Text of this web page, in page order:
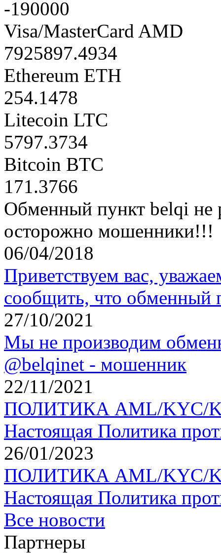
-190000
Visa/MasterCard AMD
7925897.4934
Ethereum ETH
254.1478
Litecoin LTC
5797.3734
Bitcoin BTC
171.3766
Обменный пункт belqi не
осторожно мошенники!!!
06/04/2018
Приветствуем вас,
сообщить, что
27/10/2021
Мы не производим
@belqinet - мошенник
22/11/2021
ПОЛИТИКА AML/KYC/
Настоящая Политика
26/01/2023
ПОЛИТИКА AML/KYC/
Настоящая Политика
Все новости
Партнеры